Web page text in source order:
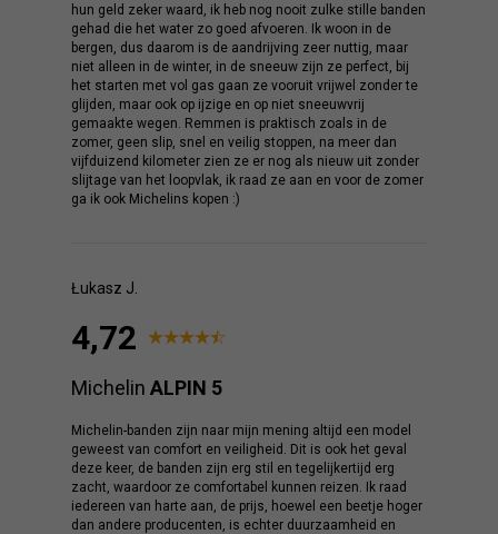
hun geld zeker waard, ik heb nog nooit zulke stille banden
gehad die het water zo goed afvoeren. Ik woon in de
bergen, dus daarom is de aandrijving zeer nuttig, maar
niet alleen in de winter, in de sneeuw zijn ze perfect, bij
het starten met vol gas gaan ze vooruit vrijwel zonder te
glijden, maar ook op ijzige en op niet sneeuwvrij
gemaakte wegen. Remmen is praktisch zoals in de
zomer, geen slip, snel en veilig stoppen, na meer dan
vijfduizend kilometer zien ze er nog als nieuw uit zonder
slijtage van het loopvlak, ik raad ze aan en voor de zomer
ga ik ook Michelins kopen :)
Łukasz J.
4,72
Michelin ALPIN 5
Michelin-banden zijn naar mijn mening altijd een model
geweest van comfort en veiligheid. Dit is ook het geval
deze keer, de banden zijn erg stil en tegelijkertijd erg
zacht, waardoor ze comfortabel kunnen reizen. Ik raad
iedereen van harte aan, de prijs, hoewel een beetje hoger
dan andere producenten, is echter duurzaamheid en